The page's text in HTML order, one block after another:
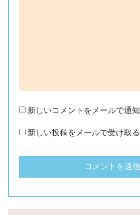
新しいコメントをメールで通知
新しい投稿をメールで受け取る